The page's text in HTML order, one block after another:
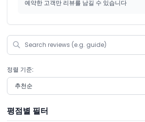
예약한 고객만 리뷰를 남길 수 있습니다
정렬 기준:
평점별 필터